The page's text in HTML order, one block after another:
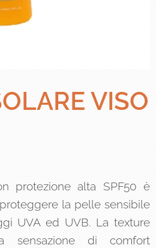
VISO
protezione alta SPF50 è
la pelle sensibile
UVA ed UVB. La texture
sensazione di comfort